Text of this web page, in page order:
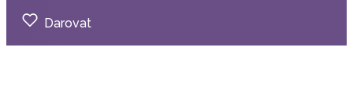
Darovat